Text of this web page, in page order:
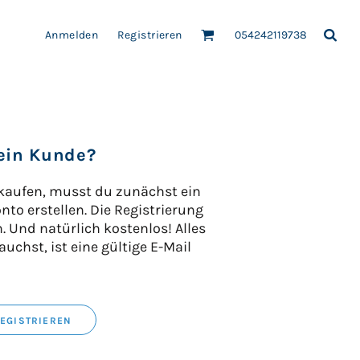
Anmelden Registrieren 054242119738
Kunde?
musst du zunächst ein
erstellen. Die Registrierung
Und natürlich kostenlos! Alles
ist eine gültige E-Mail
FLEECE
PATCH-AUFNÄHER